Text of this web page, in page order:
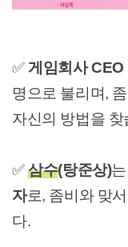
✅게임회사 CEO
명으로 불리며,
자신의 방법을 찾
✅삼수(탕준상)
자로, 좀비와 맞
다.